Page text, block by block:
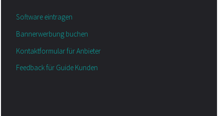
Software eintragen
Bannerwerbung buchen
Kontaktformular für Anbieter
Feedback für Guide Kunden